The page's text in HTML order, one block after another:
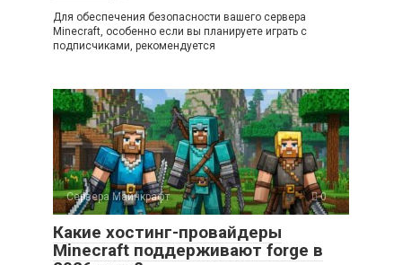
Для обеспечения безопасности вашего сервера
Minecraft, особенно если вы планируете играть с
подписчиками, рекомендуется
Сервера Майнкрафт 0
Какие хостинг-провайдеры
Minecraft поддерживают forge в